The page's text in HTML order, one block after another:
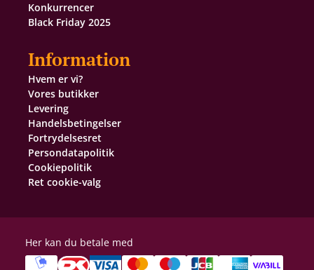
Konkurrencer
Black Friday 2025
Information
Hvem er vi?
Vores butikker
Levering
Handelsbetingelser
Fortrydelsesret
Persondatapolitik
Cookiepolitik
Ret cookie-valg
Her kan du betale med